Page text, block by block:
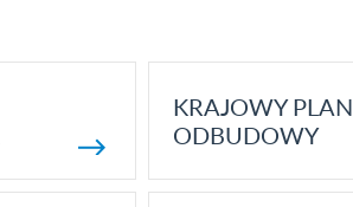
KRAJOWY PLAN
ODBUDOWY